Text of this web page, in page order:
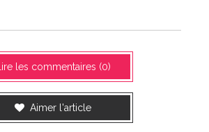
Lire les commentaires (0)
Aimer l'article